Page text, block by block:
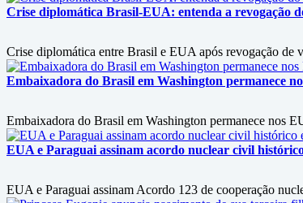
Crise diplomática Brasil-EUA: entenda a revogação
Crise diplomática entre Brasil e EUA após revogação de
Embaixadora do Brasil em Washington permanece
Embaixadora do Brasil em Washington permanece nos
EUA e Paraguai assinam acordo nuclear civil
EUA e Paraguai assinam Acordo 123 de cooperação